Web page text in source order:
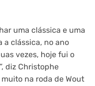
uma clássica e uma
a clássica, no ano
vezes, hoje fui o
diz Christophe
na roda de Wout